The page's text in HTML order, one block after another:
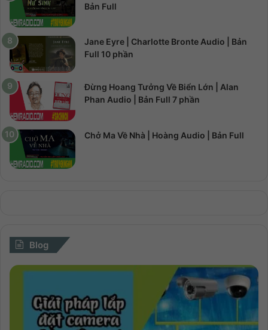
Bản Full
Jane Eyre | Charlotte Bronte Audio | Bản
Full 10 phần
Đừng Hoang Tưởng Về Biển Lớn | Alan
Phan Audio | Bản Full 7 phần
Chở Ma Về Nhà | Hoàng Audio | Bản Full
Blog